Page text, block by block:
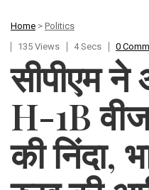
Home > Politics
135 Views
4 Secs 0
सीपीएम ने
H-1B
की निंदा,